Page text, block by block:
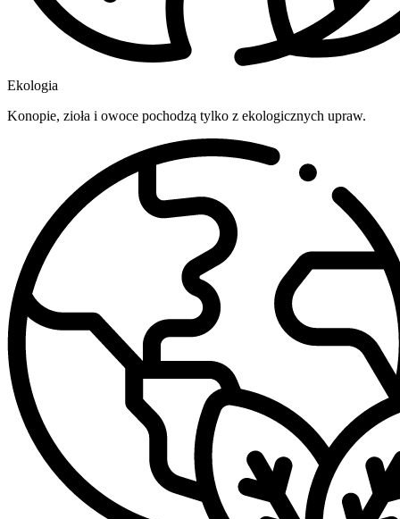
Ekologia
Konopie, zioła i owoce pochodzą tylko z ekologicznych upraw.